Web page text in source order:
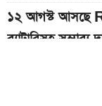
১২ আগস্ট
ব্যাটারিসহ সম্ভাব্য